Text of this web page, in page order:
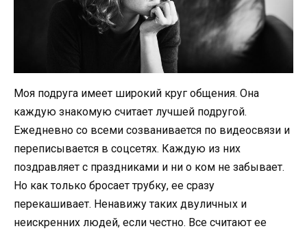
Моя подруга имеет широкий круг общения. Она
каждую знакомую считает лучшей подругой.
Ежедневно со всеми созванивается по видеосвязи и
переписывается в соцсетях. Каждую из них
поздравляет с праздниками и ни о ком не забывает.
Но как только бросает трубку, ее сразу
перекашивает. Ненавижу таких двуличных и
неискренних людей, если честно. Все считают ее